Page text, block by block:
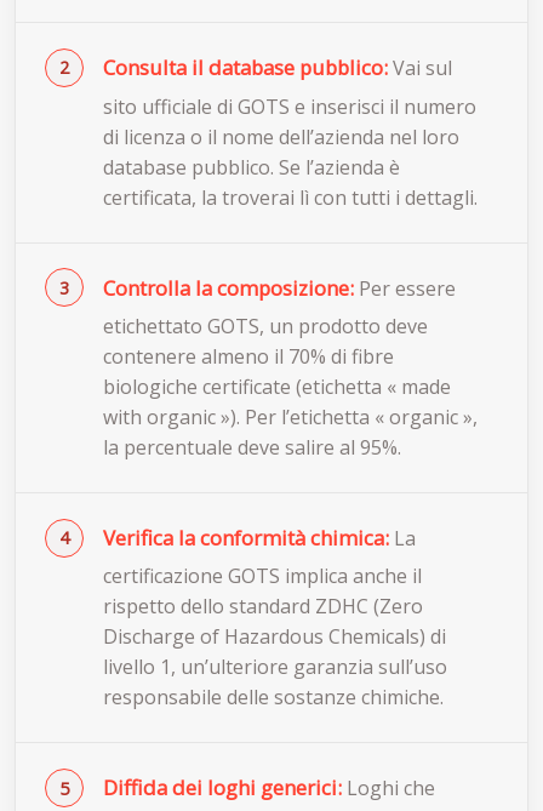
Consulta il database pubblico:Vai sul
sito ufficiale di GOTS e inserisci il numero
di licenza o il nome dell’azienda nel loro
database pubblico. Se l’azienda è
certificata, la troverai lì con tutti i dettagli.
Controlla la composizione: Per essere
etichettato GOTS, un prodotto deve
contenere almeno il 70% di fibre
biologiche certificate (etichetta « made
with organic »). Per l’etichetta « organic »,
la percentuale deve salire al 95%.
Verifica la conformità chimica: La
certificazione GOTS implica anche il
rispetto dello standard ZDHC (Zero
Discharge of Hazardous Chemicals) di
livello 1, un’ulteriore garanzia sull’uso
responsabile delle sostanze chimiche.
Diffida dei loghi generici: Loghi che